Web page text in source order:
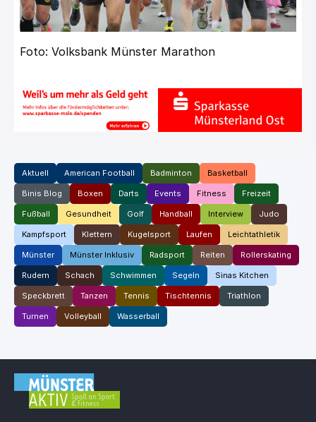
Foto: Volksbank Münster Marathon
Aktuell American Football Badminton Basketball
Binis Blog Boxen Darts Events Fitness Freizeit
Fußball Gesundheit Golf Handball Interview Judo
Kampfsport Klettern Kugelsport Laufen Leichtathletik
Münster Münster Inklusiv Radsport Reiten Rollerskating
Rudern Schach Schwimmen Segeln Sinas Kitchen
Speckbrett Tanzen Tennis Tischtennis Triathlon
Turnen Volleyball Wasserball